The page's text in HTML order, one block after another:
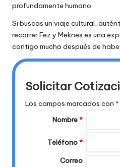
profundamente humano.
Si buscas un viaje cultural,
recorrer Fez y Meknes es una
contigo mucho después de
Solicitar
Los campos marcados con *
Nombre*
Teléfono*
Correo